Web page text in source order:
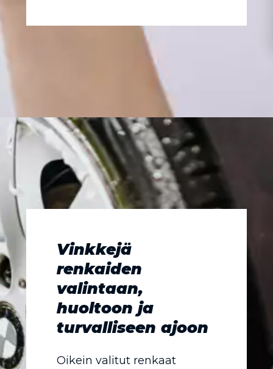
Vinkkejä
renkaiden
valintaan,
huoltoon ja
turvalliseen ajoon
Oikein valitut renkaat